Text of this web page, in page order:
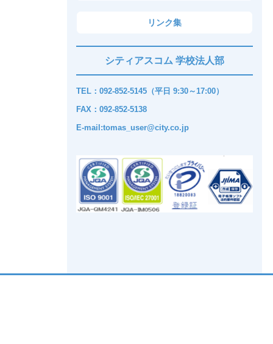
リンク集
シティアスコム 学校法人部
TEL：092-852-5145（平日 9:30～17:00）
FAX：092-852-5138
E-mail:tomas_user@city.co.jp